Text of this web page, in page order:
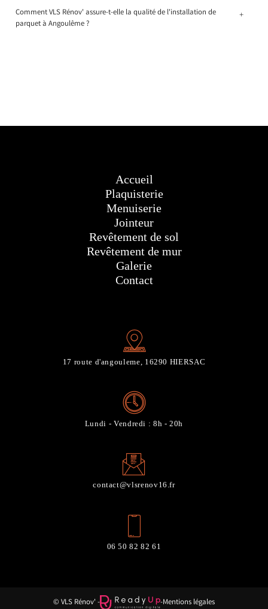
Comment VLS Rénov' assure-t-elle la qualité de l'installation de
parquet à Angoulême ?
+
Accueil
Plaquisterie
Menuiserie
Jointeur
Revêtement de sol
Revêtement de mur
Galerie
Contact
17 route d'angouleme, 16290 HIERSAC
Lundi - Vendredi : 8h - 20h
contact@vlsrenov16.fr
06 50 82 82 61
© VLS Rénov' - -Mentions légales